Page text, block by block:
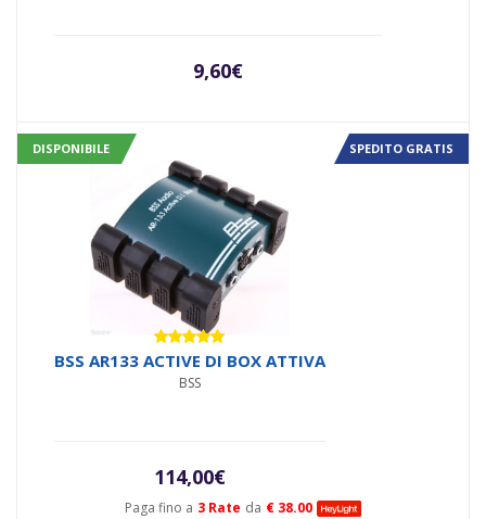
9,60€
DISPONIBILE SPEDITO GRATIS
Paga fino a 3 Rate da € 38.00
Valutato
5.00su 5
BSS AR133 ACTIVE DI BOX ATTIVA
BSS
114,00€